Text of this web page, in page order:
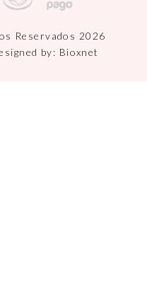
Reservados 2026
by: Bioxnet